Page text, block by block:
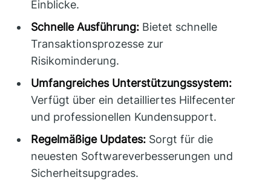
Einblicke.
Schnelle Ausführung: Bietet schnelle
Transaktionsprozesse zur
Risikominderung.
Umfangreiches Unterstützungssystem:
Verfügt über ein detailliertes Hilfecenter
und professionellen Kundensupport.
Regelmäßige Updates: Sorgt für die
neuesten Softwareverbesserungen und
Sicherheitsupgrades.